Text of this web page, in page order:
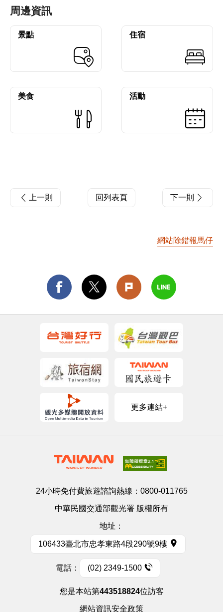
周邊資訊
景點 住宿
美食 活動
上一則 回列表頁 下一則
網站除錯報馬仔
更多連結+
24小時免付費旅遊諮詢熱線： 0800-011765
中華民國交通部觀光署 版權所有
地址：
106433臺北市忠孝東路4段290號9樓
電話： (02) 2349-1500
您是本站第443518824位訪客
網站資訊安全政策